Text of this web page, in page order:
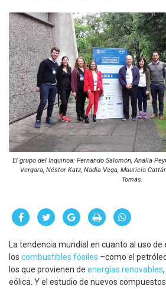
El grupo del Inquinoa: Fernando Salomón, Analía
Vergara, Néstor Katz, Nadia Vega, Mauricio
Tomás.
La tendencia mundial en cuanto al uso
los combustibles fósiles –como el
los que provienen de energías renovables
eólica. Y el estudio de nuevos